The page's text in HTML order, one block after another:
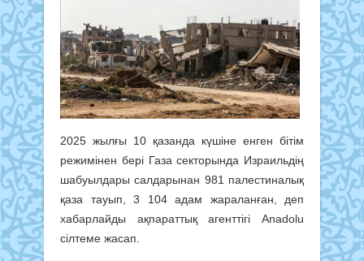
2025 жылғы 10 қазанда күшіне енген бітім
режимінен бері Газа секторында Израильдің
шабуылдары салдарынан 981 палестиналық
қаза тауып, 3 104 адам жараланған, деп
хабарлайды ақпараттық агенттігі Anadolu
сілтеме жасап.